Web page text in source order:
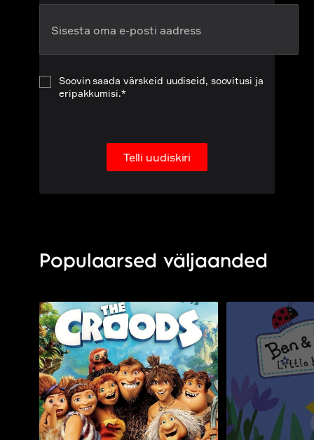
Soovin saada värskeid uudiseid, soovitusi ja
eripakkumisi.*
Telli uudiskiri
Populaarsed väljaanded